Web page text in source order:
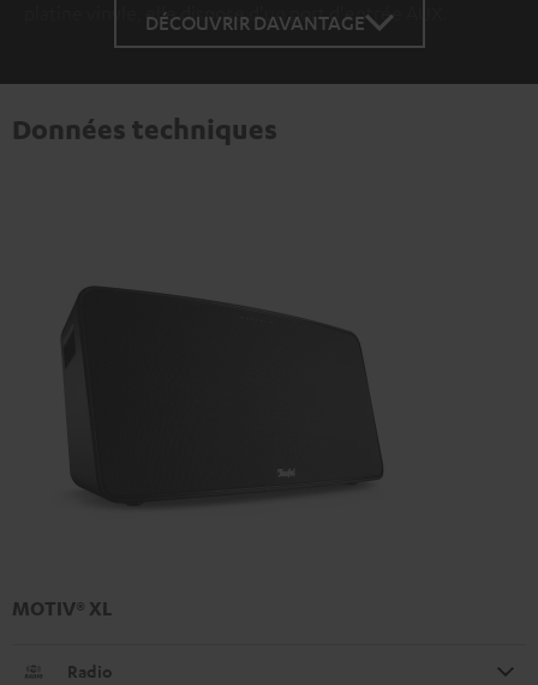
platine vinyle, elle dispose d'un port d'entrée AUX.
DÉCOUVRIR DAVANTAGE
Données techniques
MOTIV® XL
Radio